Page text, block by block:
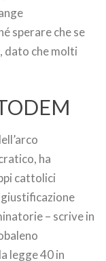
sperare che se
dato che molti
ha
cattolici
– scrive in
legge 40 in